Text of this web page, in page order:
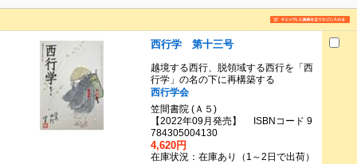
西行学 第十三号
越境する西行、脱領域する西行を「西
行学」の名の下に再構築する
西行学会
笠間書院 (Ａ５)
【2022年09月発売】 ISBNコード 9
784305004130
4,620円
在庫状況：在庫あり（1～2日で出荷）